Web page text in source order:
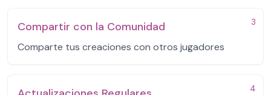
3
Compartir con la Comunidad
Comparte tus creaciones con otros jugadores
4